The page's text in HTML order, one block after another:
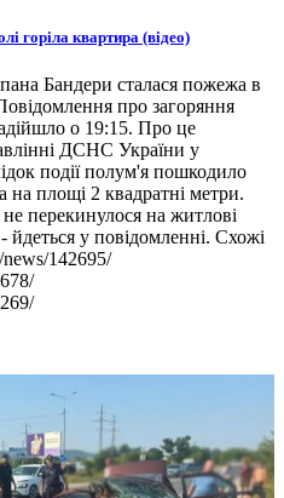
горіла квартира (відео)
Бандери сталася пожежа в
про загоряння
о 19:15. Про це
ДСНС України у
події полум'я пошкодило
площі 2 квадратні метри.
перекинулося на житлові
йдеться у повідомленні. Схожі
142695/